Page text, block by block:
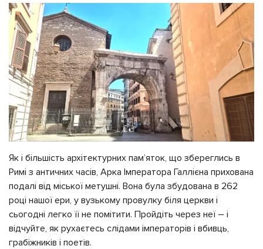
Як і більшість архітектурних пам’яток, що збереглись в
Римі з античних часів, Арка Імператора Галлієна прихована
подалі від міської метушні. Вона була збудована в 262
році нашої ери, у вузькому провулку біля церкви і
сьогодні легко її не помітити. Пройдіть через неї – і
відчуйте, як рухаєтесь слідами імператорів і вбивць,
грабіжників і поетів.